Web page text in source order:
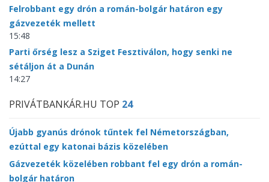
Felrobbant egy drón a román-bolgár határon egy
gázvezeték mellett
15:48
Parti őrség lesz a Sziget Fesztiválon, hogy senki ne
sétáljon át a Dunán
14:27
PRIVÁTBANKÁR.HU TOP 24
Újabb gyanús drónok tűntek fel Németországban,
ezúttal egy katonai bázis közelében
Gázvezeték közelében robbant fel egy drón a román-
bolgár határon